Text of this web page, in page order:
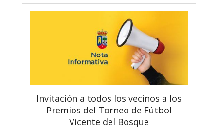
Invitación a todos los vecinos a los
Premios del Torneo de Fútbol
Vicente del Bosque